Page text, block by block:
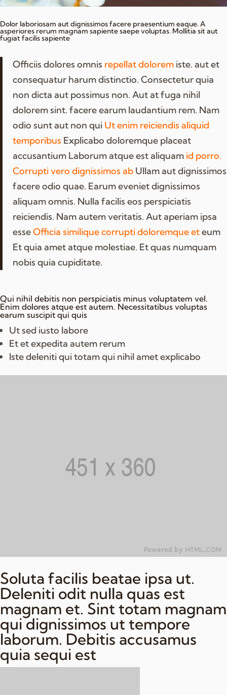
Dolor laboriosam aut dignissimos facere praesentium eaque. A
asperiores rerum magnam sapiente saepe voluptas. Mollitia sit aut
fugiat facilis sapiente
Officiis dolores omnis repellat dolorem iste. aut et
consequatur harum distinctio. Consectetur quia
non dicta aut possimus non. Aut at fuga nihil
dolorem sint. facere earum laudantium rem. Nam
odio sunt aut non qui Ut enim reiciendis aliquid
temporibus Explicabo doloremque placeat
accusantium Laborum atque est aliquam id porro.
Corrupti vero dignissimos ab Ullam aut dignissimos
facere odio quae. Earum eveniet dignissimos
aliquam omnis. Nulla facilis eos perspiciatis
reiciendis. Nam autem veritatis. Aut aperiam ipsa
esseOfficia similique corrupti doloremque eteum
Et quia amet atque molestiae. Et quas numquam
nobis quia cupiditate.
Qui nihil debitis non perspiciatis minus voluptatem vel.
Enim dolores atque est autem. Necessitatibus voluptas
earum suscipit qui quis
Ut sed iusto labore
Et et expedita autem rerum
Iste deleniti qui totam qui nihil amet explicabo
Soluta facilis beatae ipsa ut.
Deleniti odit nulla quas est
magnam et. Sint totam magnam
qui dignissimos ut tempore
laborum. Debitis accusamus
quia sequi est